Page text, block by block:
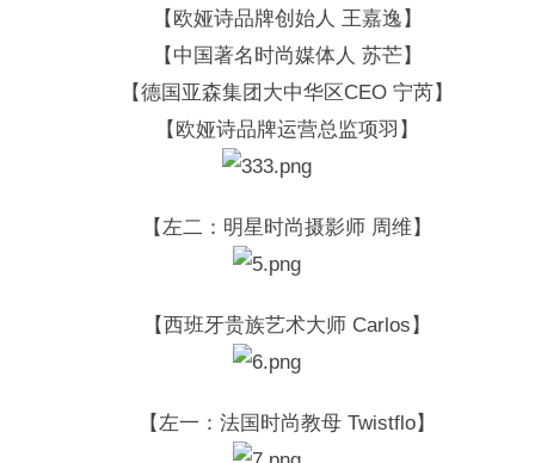
【欧娅诗品牌创始人 王嘉逸】
【中国著名时尚媒体人 苏芒】
【德国亚森集团大中华区CEO 宁芮】
【欧娅诗品牌运营总监项羽】
【左二：明星时尚摄影师 周维】
【西班牙贵族艺术大师 Carlos】
【左一：法国时尚教母 Twistflo】